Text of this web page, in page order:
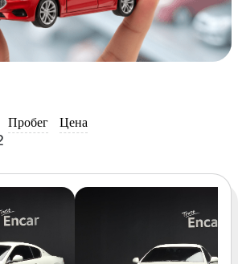
Пробег Цена